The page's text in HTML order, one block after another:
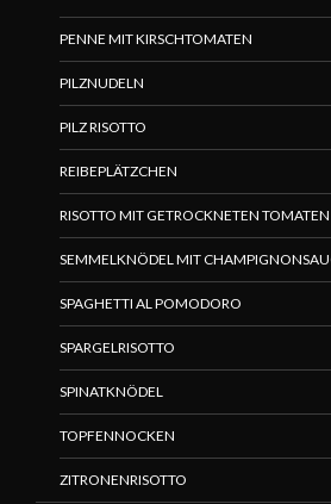
PENNE MIT KIRSCHTOMATEN
PILZNUDELN
PILZ RISOTTO
REIBEPLÄTZCHEN
RISOTTO MIT GETROCKNETEN TOMATEN
SEMMELKNÖDEL MIT
SPAGHETTI AL POMODORO
SPARGELRISOTTO
SPINATKNÖDEL
TOPFENNOCKEN
ZITRONENRISOTTO